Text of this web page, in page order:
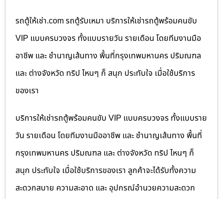
รถตู้ให้เช่า.com รถตู้รับเหมา บริการให้เช่ารถตู้พร้อมคนขับ
VIP แบบครบวงจร ทั้งแบบรายวัน รายเดือน โดยทีมงานมือ
อาชีพ และ ชำนาญเส้นทาง พื้นที่กรุงเทพมหานคร ปริมณฑล
และ ต่างจังหวัด ทริป ไหนๆ ก็ สนุก ประทับใจ เมื่อใช้บริการ
ของเรา
บริการให้เช่ารถตู้พร้อมคนขับ VIP แบบครบวงจร ทั้งแบบราย
วัน รายเดือน โดยทีมงานมืออาชีพ และ ชำนาญเส้นทาง พื้นที่
กรุงเทพมหานคร ปริมณฑล และ ต่างจังหวัด ทริป ไหนๆ ก็
สนุก ประทับใจ เมื่อใช้บริการของเรา ลูกค้าจะได้รับทั้งความ
สะดวกสบาย ความสะอาด และ อุปกรณ์อำนวยความสะดวก